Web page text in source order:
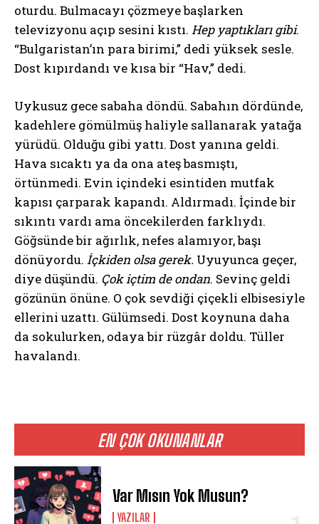
EN ÇOK OKUNANLAR
Var Mısın Yok Musun?
YAZILAR
oturdu. Bulmacayı çözmeye başlarken
televizyonu açıp sesini kıstı. Hep yaptıkları gibi.
“Bulgaristan’ın para birimi,” dedi yüksek sesle.
Dost kıpırdandı ve kısa bir “Hav,” dedi.
Uykusuz gece sabaha döndü. Sabahın dördünde,
kadehlere gömülmüş haliyle sallanarak yatağa
yürüdü. Olduğu gibi yattı. Dost yanına geldi.
Hava sıcaktı ya da ona ateş basmıştı,
örtünmedi. Evin içindeki esintiden mutfak
kapısı çarparak kapandı. Aldırmadı. İçinde bir
sıkıntı vardı ama öncekilerden farklıydı.
Göğsünde bir ağırlık, nefes alamıyor, başı
dönüyordu. İçkiden olsa gerek. Uyuyunca geçer,
diye düşündü. Çok içtim de ondan. Sevinç geldi
gözünün önüne. O çok sevdiği çiçekli elbisesiyle
ellerini uzattı. Gülümsedi. Dost koynuna daha
da sokulurken, odaya bir rüzgâr doldu. Tüller
havalandı.